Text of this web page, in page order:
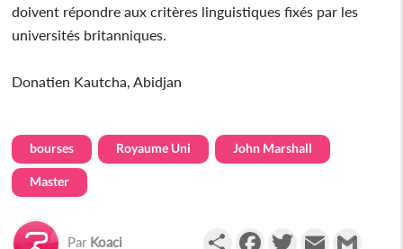
doivent répondre aux critères linguistiques fixés par les
universités britanniques.
Donatien Kautcha, Abidjan
bourses Royaume Uni John Marshall
Master
Par Koaci PartagerFacebookTwitterEmail